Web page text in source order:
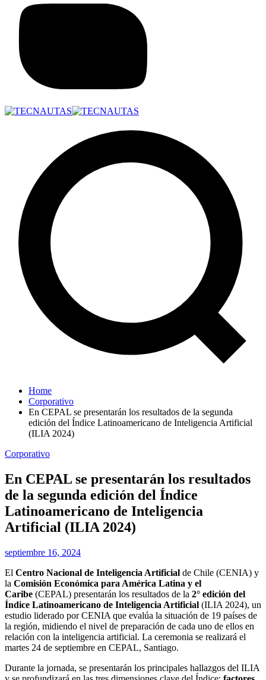
Home
Corporativo
En CEPAL se presentarán los resultados de la segunda
edición del Índice Latinoamericano de Inteligencia Artificial
(ILIA 2024)
Corporativo
En CEPAL se presentarán los resultados
de la segunda edición del Índice
Latinoamericano de Inteligencia
Artificial (ILIA 2024)
septiembre 16, 2024
El Centro Nacional de Inteligencia Artificial de Chile (CENIA) y
la Comisión Económica para América Latina y el
Caribe (CEPAL) presentarán los resultados de la 2° edición del
Índice Latinoamericano de Inteligencia Artificial (ILIA 2024), un
estudio liderado por CENIA que evalúa la situación de 19 países de
la región, midiendo el nivel de preparación de cada uno de ellos en
relación con la inteligencia artificial. La ceremonia se realizará el
martes 24 de septiembre en CEPAL, Santiago.
Durante la jornada, se presentarán los principales hallazgos del ILIA